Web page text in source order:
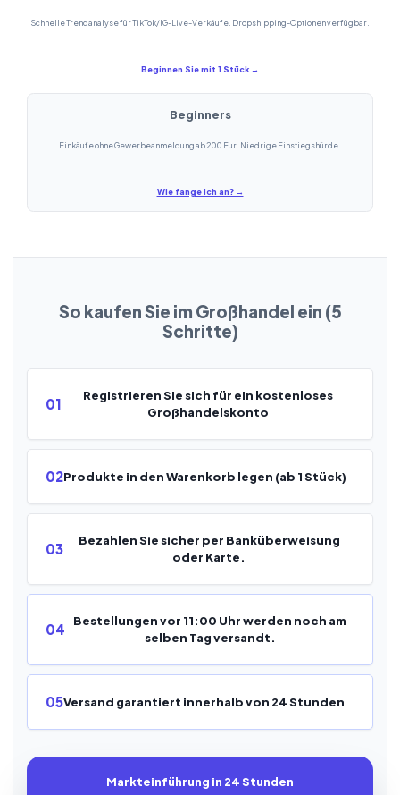
Schnelle Trendanalyse für TikTok/IG-Live-Verkäufe. Dropshipping-Optionen verfügbar.
Beginnen Sie mit 1 Stück →
Beginners
Einkäufe ohne Gewerbeanmeldung ab 200 Eur. Niedrige Einstiegshürde.
Wie fange ich an? →
So kaufen Sie im Großhandel ein (5
Schritte)
01
Registrieren Sie sich für ein kostenloses
Großhandelskonto
02Produkte in den Warenkorb legen (ab 1 Stück)
03
Bezahlen Sie sicher per Banküberweisung
oder Karte.
04
Bestellungen vor 11:00 Uhr werden noch am
selben Tag versandt.
05Versand garantiert innerhalb von 24 Stunden
Markteinführung in 24 Stunden